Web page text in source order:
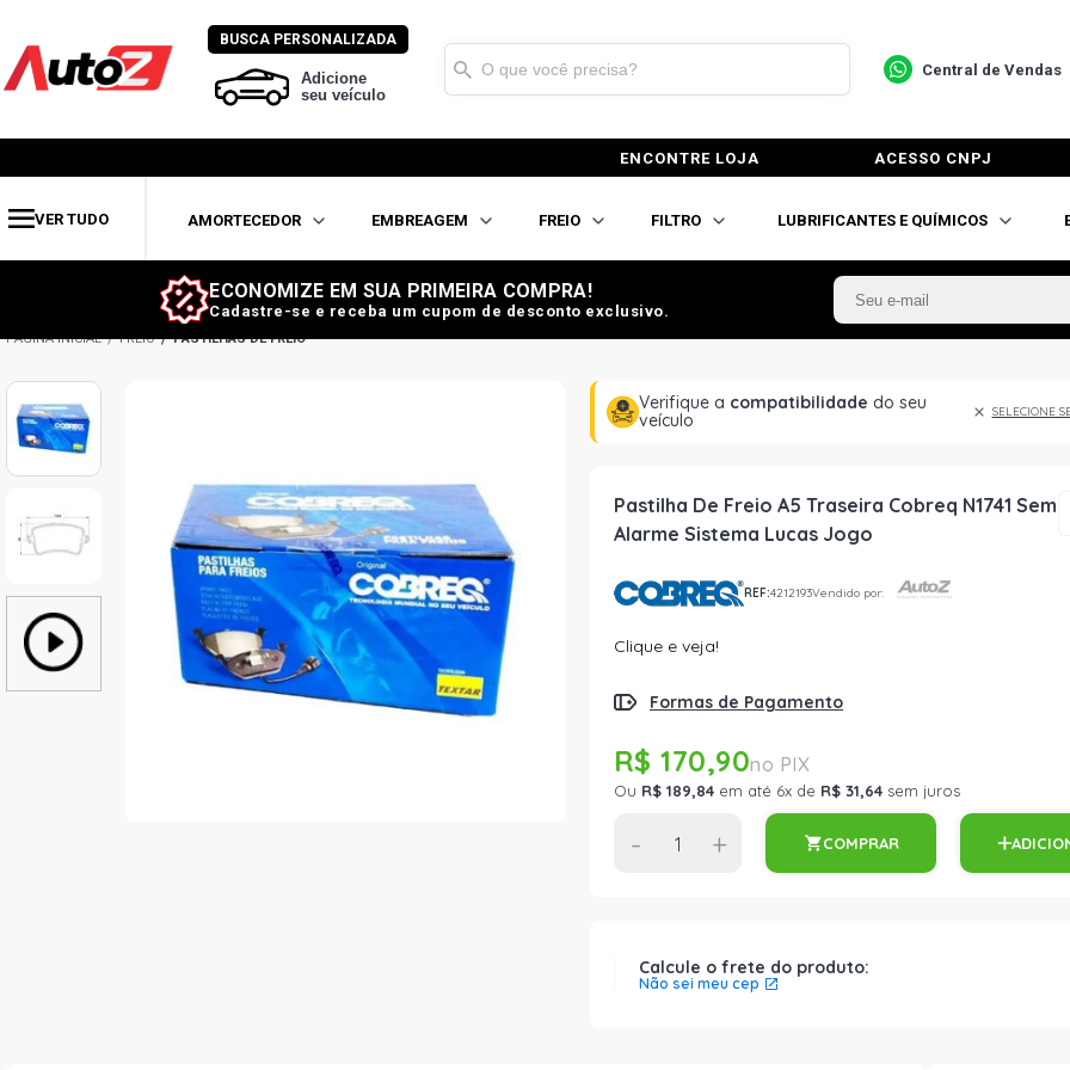
BUSCA PERSONALIZADA
Adicione
seu veículo
Central de Vendas
ENCONTRE LOJA ACESSO CNPJ
VER TUDO AMORTECEDOR EMBREAGEM FREIO FILTRO LUBRIFICANTES E QUÍMICOS
ECONOMIZE EM SUA PRIMEIRA COMPRA!
Cadastre-se e receba um cupom de desconto exclusivo.
FREIO PASTILHAS DE FREIO
Verifique a compatibilidade do seu
veículo
SELECIONE
Pastilha De Freio A5 Traseira Cobreq N1741 Sem
Alarme Sistema Lucas Jogo
REF:4212193Vendido por:
Clique e veja!
Formas de Pagamento
R$ 170,90
Ou R$ 189,84 em até 6x de R$ 31,64 sem juros
- + COMPRAR
Calcule o frete do produto:
Não sei meu cep